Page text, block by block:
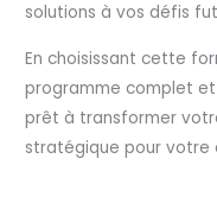
solutions à vos défis
En choisissant cette
programme complet
prêt à transformer
stratégique pour votre